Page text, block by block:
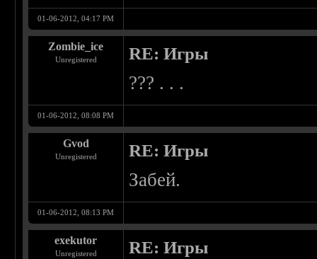
01-06-2012, 04:17 PM
Zombie_ice
Unregistered RE: Игры
??? . . .
01-06-2012, 08:08 PM
Gvod
Unregistered RE: Игры
Забей.
01-06-2012, 08:13 PM
exekutor
Unregistered RE: Игры